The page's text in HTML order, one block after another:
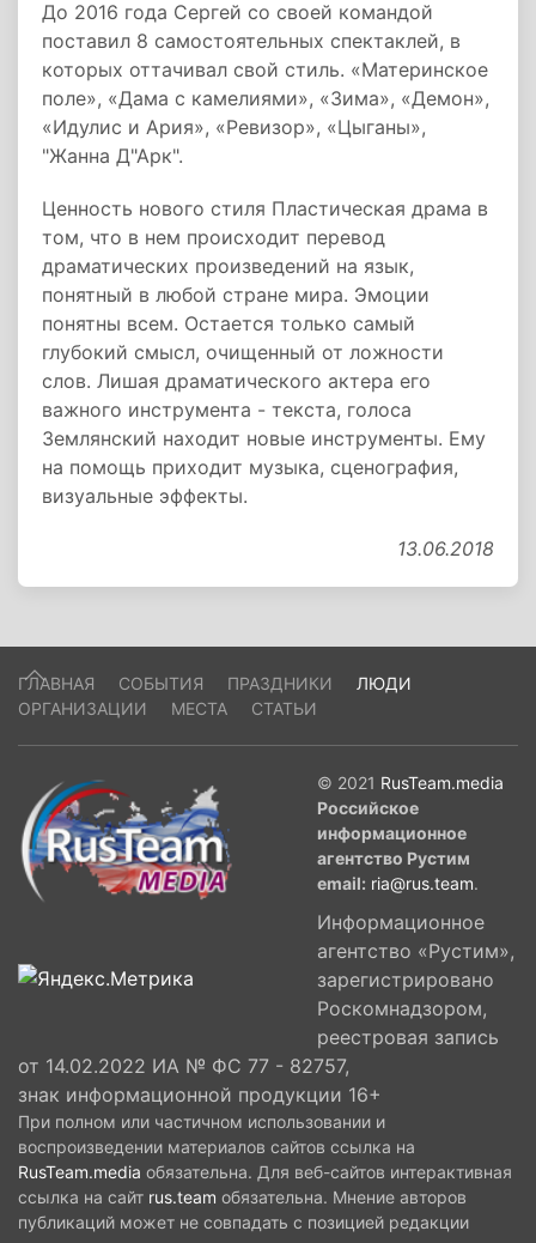
До 2016 года Сергей со своей командой
поставил 8 самостоятельных спектаклей, в
которых оттачивал свой стиль. «Материнское
поле», «Дама с камелиями», «Зима», «Демон»,
«Идулис и Ария», «Ревизор», «Цыганы»,
"Жанна Д"Арк".
Ценность нового стиля Пластическая драма в
том, что в нем происходит перевод
драматических произведений на язык,
понятный в любой стране мира. Эмоции
понятны всем. Остается только самый
глубокий смысл, очищенный от ложности
слов. Лишая драматического актера его
важного инструмента - текста, голоса
Землянский находит новые инструменты. Ему
на помощь приходит музыка, сценография,
визуальные эффекты.
13.06.2018
ГЛАВНАЯ СОБЫТИЯ ПРАЗДНИКИ
ЛЮДИ
ОРГАНИЗАЦИИ
МЕСТА СТАТЬИ
© 2021 RusTeam.media
Российское
информационное
агентство Рустим
email: ria@rus.team.
Информационное
агентство «Рустим»,
зарегистрировано
Роскомнадзором,
реестровая запись
от 14.02.2022 ИА № ФС 77 - 82757,
знак информационной продукции 16+
При полном или частичном использовании и
воспроизведении материалов сайтов ссылка на
RusTeam.media обязательна. Для веб-сайтов интерактивная
ссылка на сайт rus.team обязательна. Мнение авторов
публикаций может не совпадать с позицией редакции